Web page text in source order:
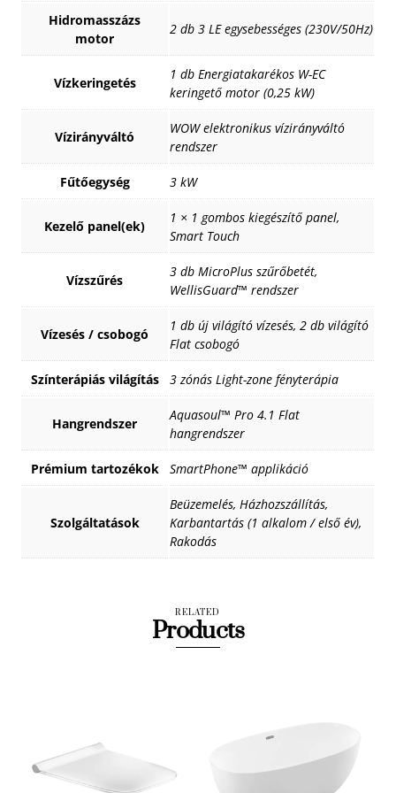
Hidromasszázs
motor
2 db 3 LE egysebességes (230V/50Hz)
Vízkeringetés
1 db Energiatakarékos W-EC
keringető motor (0,25 kW)
Vízirányváltó
WOW elektronikus vízirányváltó
rendszer
Fűtőegység 3 kW
Kezelő panel(ek)
1 × 1 gombos kiegészítő panel,
Smart Touch
Vízszűrés
3 db MicroPlus szűrőbetét,
WellisGuard™ rendszer
Vízesés / csobogó
1 db új világító vízesés, 2 db világító
Flat csobogó
Színterápiás világítás 3 zónás Light-zone fényterápia
Hangrendszer
Aquasoul™ Pro 4.1 Flat
hangrendszer
Prémium tartozékok SmartPhone™ applikáció
Szolgáltatások
Beüzemelés, Házhozszállítás,
Karbantartás (1 alkalom / első év),
Rakodás
RELATED
Products